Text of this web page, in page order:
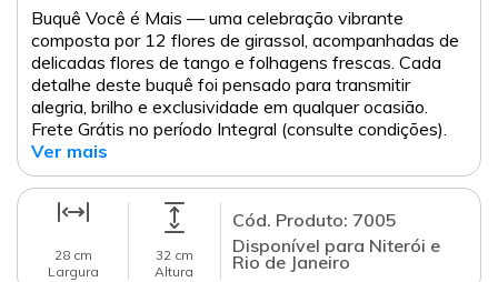
Buquê Você é Mais — uma celebração vibrante
composta por 12 flores de girassol, acompanhadas de
delicadas flores de tango e folhagens frescas. Cada
detalhe deste buquê foi pensado para transmitir
alegria, brilho e exclusividade em qualquer ocasião.
Frete Grátis no período Integral (consulte condições).
Ver mais
28 cm
Largura
32 cm
Altura
Cód. Produto: 7005
Disponível para Niterói e
Rio de Janeiro